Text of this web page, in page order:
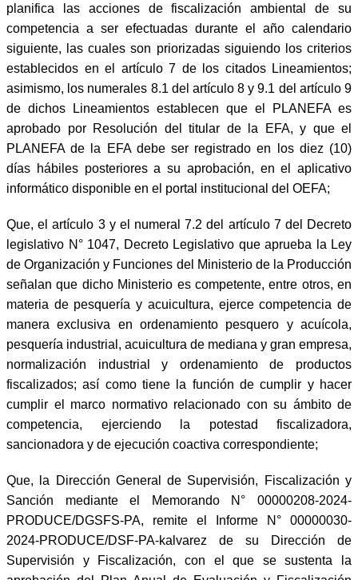
planifica las acciones de fiscalización ambiental de su
competencia a ser efectuadas durante el año calendario
siguiente, las cuales son priorizadas siguiendo los criterios
establecidos en el artículo 7 de los citados Lineamientos;
asimismo, los numerales 8.1 del artículo 8 y 9.1 del artículo 9
de dichos Lineamientos establecen que el PLANEFA es
aprobado por Resolución del titular de la EFA, y que el
PLANEFA de la EFA debe ser registrado en los diez (10)
días hábiles posteriores a su aprobación, en el aplicativo
informático disponible en el portal institucional del OEFA;
Que, el artículo 3 y el numeral 7.2 del artículo 7 del Decreto
legislativo N° 1047, Decreto Legislativo que aprueba la Ley
de Organización y Funciones del Ministerio de la Producción
señalan que dicho Ministerio es competente, entre otros, en
materia de pesquería y acuicultura, ejerce competencia de
manera exclusiva en ordenamiento pesquero y acuícola,
pesquería industrial, acuicultura de mediana y gran empresa,
normalización industrial y ordenamiento de productos
fiscalizados; así como tiene la función de cumplir y hacer
cumplir el marco normativo relacionado con su ámbito de
competencia, ejerciendo la potestad fiscalizadora,
sancionadora y de ejecución coactiva correspondiente;
Que, la Dirección General de Supervisión, Fiscalización y
Sanción mediante el Memorando N° 00000208-2024-
PRODUCE/DGSFS-PA, remite el Informe N° 00000030-
2024-PRODUCE/DSF-PA-kalvarez de su Dirección de
Supervisión y Fiscalización, con el que se sustenta la